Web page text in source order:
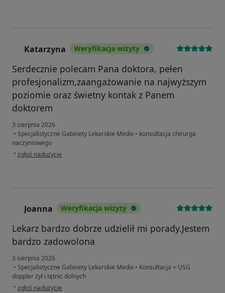
Katarzyna Weryfikacja wizyty
Serdecznie polecam Pana doktora, pełen
profesjonalizm,zaangażowanie na najwyższym
poziomie oraz świetny kontak z Panem
doktorem
3 sierpnia 2026
• Specjalistyczne Gabinety Lekarskie Medix • konsultacja chirurga
naczyniowego
• w opinii użytkownika Katarzyna
zgłoś nadużycie
Joanna Weryfikacja wizyty
Lekarz bardzo dobrze udzielił mi porady.Jestem
bardzo zadowolona
3 sierpnia 2026
• Specjalistyczne Gabinety Lekarskie Medix • Konsultacja + USG
doppler żył i tętnic dolnych
• w opinii użytkownika Joanna
zgłoś nadużycie